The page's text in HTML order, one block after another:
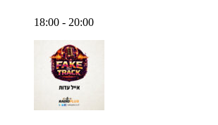
18:00 - 20:00